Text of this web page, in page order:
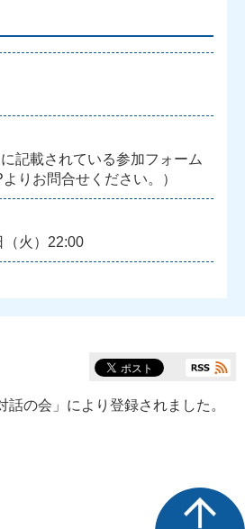
記載されている参加フォーム
りお問合せください。）
（火）22:00
話の会 」により登録されました。